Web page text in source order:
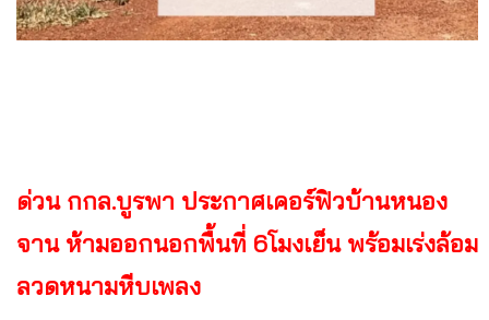
ด่วน กกล.บูรพา ประกาศเคอร์ฟิวบ้านหนอง
จาน ห้ามออกนอกพื้นที่ 6โมงเย็น พร้อมเร่งล้อม
ลวดหนามหีบเพลง